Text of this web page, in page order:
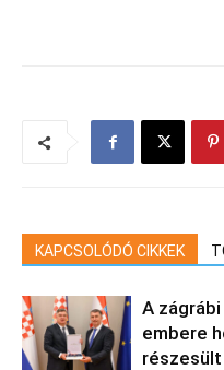
KAPCSOLÓDÓ CIKKEK
A
embere
részesült